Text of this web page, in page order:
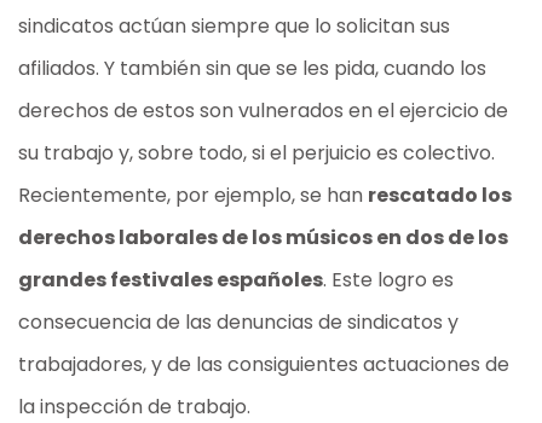
sindicatos actúan siempre que lo solicitan sus
afiliados. Y también sin que se les pida, cuando los
derechos de estos son vulnerados en el ejercicio de
su trabajo y, sobre todo, si el perjuicio es colectivo.
Recientemente, por ejemplo, se han rescatado los
derechos laborales de los músicos en dos de los
grandes festivales españoles. Este logro es
consecuencia de las denuncias de sindicatos y
trabajadores, y de las consiguientes actuaciones de
la inspección de trabajo.